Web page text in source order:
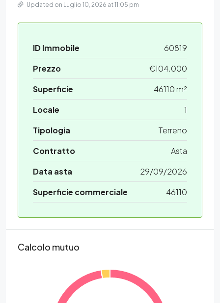
Updated on Luglio 10, 2026 at 11:05 pm
ID Immobile
60819
Prezzo
€104.000
Superficie
46110 m²
Locale
1
Tipologia
Terreno
Contratto
Asta
Data asta
29/09/2026
Superficie commerciale
46110
Calcolo mutuo